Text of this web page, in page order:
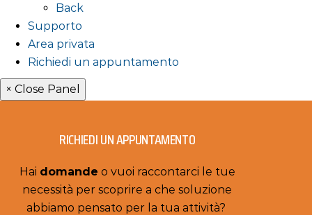
Back
Supporto
Area privata
Richiedi un appuntamento
× Close Panel
RICHIEDI UN APPUNTAMENTO
Hai domande o vuoi raccontarci le tue
necessità per scoprire a che soluzione
abbiamo pensato per la tua attività?